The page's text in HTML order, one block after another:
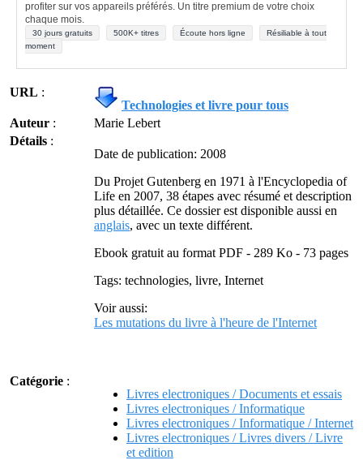
profiter sur vos appareils préférés. Un titre premium de votre choix
chaque mois.
30 jours gratuits 500K+ titres Écoute hors ligne
Résiliable à tout
moment
URL :
Technologies et livre pour tous
Auteur :
Marie Lebert
Détails :
Date de publication: 2008
Du Projet Gutenberg en 1971 à l'Encyclopedia of
Life en 2007, 38 étapes avec résumé et description
plus détaillée. Ce dossier est disponible aussi en
anglais, avec un texte différent.
Ebook gratuit au format PDF - 289 Ko - 73 pages
Tags: technologies, livre, Internet
Voir aussi:
Les mutations du livre à l'heure de l'Internet
Catégorie :
Livres electroniques / Documents et essais
Livres electroniques / Informatique
Livres electroniques / Informatique / Internet
Livres electroniques / Livres divers / Livre
et edition